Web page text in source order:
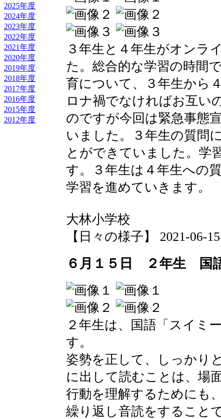
2025年度
2024年度
2023年度
2022年度
2021年度
2020年度
2019年度
2018年度
2017年度
2016年度
2015年度
2012年度
３年生と４年生がオンラ
た。総合的な学習の時間
育について、３年生から
ロナ禍でなければお互い
のですが今回は緊急事態
いました。３年生の質問
とができていました。学
す。３年生は４年生への
学習を進めていきます。
大林小学校
【日々の様子】 2021-06-
６月１５日 ２年生 国
２年生は、国語「スイミ
す。
姿勢を正して、しっかり
に出して読むことは、場
行動を理解するためにも
繰り返し音読をすること